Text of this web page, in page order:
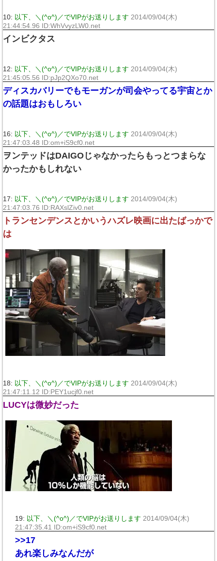
10: 以下、＼(^o^)／でVIPがお送りします 2014/09/04(木)
21:44:54.96 ID:WhVvyzLW0.net
インビクタス
12: 以下、＼(^o^)／でVIPがお送りします 2014/09/04(木)
21:45:05.56 ID:pJp2QXo70.net
ディスカバリーでもモーガンが司会やってる宇宙とか
の話題はおもしろい
16: 以下、＼(^o^)／でVIPがお送りします 2014/09/04(木)
21:47:03.48 ID:om+iS9cf0.net
ヲンテッドはDAIGOじゃなかったらもっとつまらな
かったかもしれない
17: 以下、＼(^o^)／でVIPがお送りします 2014/09/04(木)
21:47:03.76 ID:RAXslZiv0.net
トランセンデンスとかいうハズレ映画に出たばっかで
は
18: 以下、＼(^o^)／でVIPがお送りします 2014/09/04(木)
21:47:11.12 ID:PEY1ucjf0.net
LUCYは微妙だった
19: 以下、＼(^o^)／でVIPがお送りします 2014/09/04(木)
21:47:35.41 ID:om+iS9cf0.net
>>17
あれ楽しみなんだが